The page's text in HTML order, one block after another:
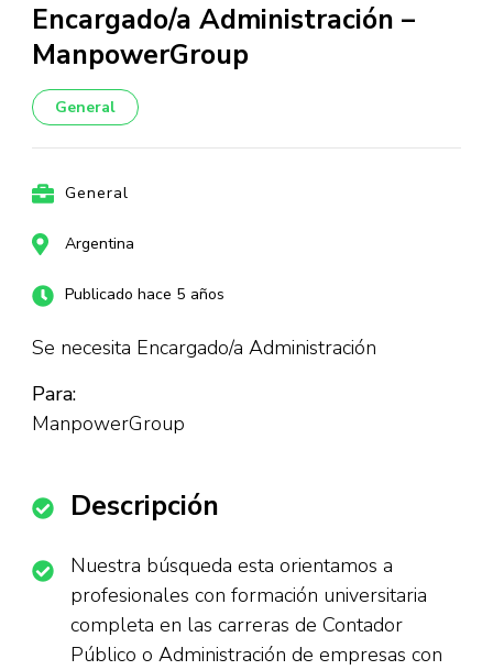
Encargado/a Administración –
ManpowerGroup
General
General
Argentina
Publicado hace 5 años
Se necesita Encargado/a Administración
Para:
ManpowerGroup
Descripción
Nuestra búsqueda esta orientamos a
profesionales con formación universitaria
completa en las carreras de Contador
Público o Administración de empresas con